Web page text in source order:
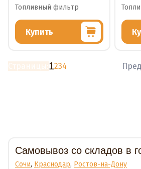
Топливный фильтр
Купить
1234
Самовывоз со складов в
Сочи, Краснодар, Ростов-на-Дону